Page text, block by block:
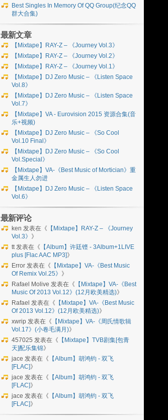
Best Singles In Memory Of QQ Group(纪念QQ
群大合集)
最新文章
【Mixtape】RAY-Z – 《Journey Vol.3》
【Mixtape】RAY-Z – 《Journey Vol.2》
【Mixtape】RAY-Z – 《Journey Vol.1》
【Mixtape】DJ Zero Music – 《Listen Space
Vol.8》
【Mixtape】DJ Zero Music – 《Listen Space
Vol.7》
【Mixtape】VA - Eurovision 2015 资源合集(音
乐+视频)
【Mixtape】DJ Zero Music – 《So Cool
Vol.10 Final》
【Mixtape】DJ Zero Music – 《So Cool
Vol.Special》
【Mixtape】VA-《Best Music of Mortician》重
金属生人勿进
【Mixtape】DJ Zero Music – 《Listen Space
Vol.6》
最新评论
ken 发表在《 【Mixtape】RAY-Z – 《Journey
Vol.3》 》
tt发表在《 【Album】许廷铿 - 3Album+1LIVE
plus [Flac AAC MP3]》
Error 发表在《 【Mixtape】VA-《Best Music
Of Remix Vol.25》 》
Rafael Molive 发表在《 【Mixtape】VA-《Best
Music Of 2013 Vol.12》(12月欧美精选)》
Rafael 发表在《 【Mixtape】VA-《Best Music
Of 2013 Vol.12》(12月欧美精选)》
xwrip 发表在《 【Mixtape】VA-《周氏情歌辑
Vol.17》(小卷毛满月)》
457025 发表在《 【Mixtape】TVB剧集[包青
天]配乐集锦》
jace 发表在《 【Album】胡鸿钧 - 双飞
[FLAC]》
jace 发表在《 【Album】胡鸿钧 - 双飞
[FLAC]》
jace 发表在《 【Album】胡鸿钧 - 双飞
[FLAC]》